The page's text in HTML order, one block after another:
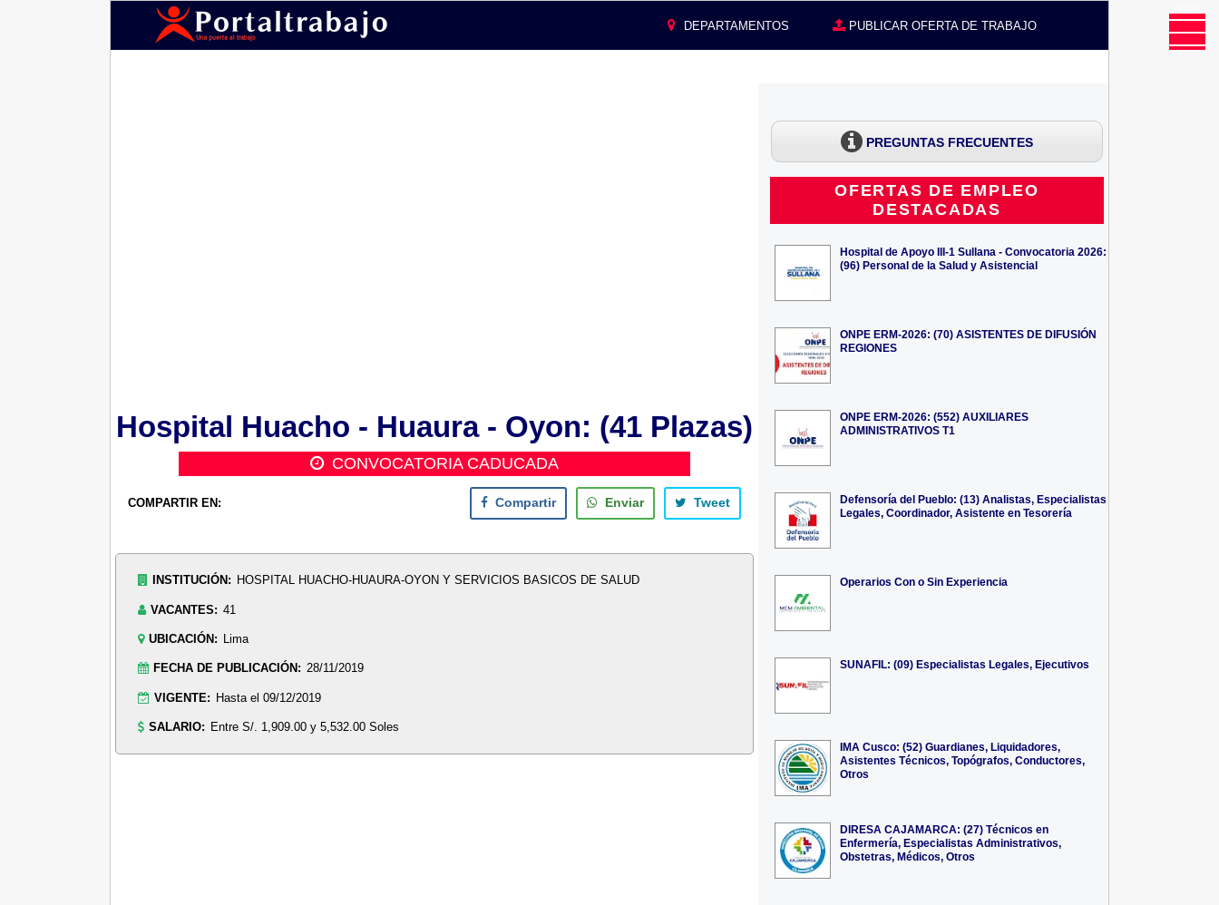
DEPARTAMENTOS PUBLICAR OFERTA DE TRABAJO
Hospital Huacho - Huaura - Oyon: (41 Plazas)
CONVOCATORIA CADUCADA
COMPARTIR EN: Compartir Enviar Tweet
INSTITUCIÓN: HOSPITAL HUACHO-HUAURA-OYON Y SERVICIOS BASICOS DE SALUD
VACANTES: 41
UBICACIÓN: Lima
FECHA DE PUBLICACIÓN: 28/11/2019
VIGENTE: Hasta el 09/12/2019
SALARIO: Entre S/. 1,909.00 y 5,532.00 Soles
PREGUNTAS FRECUENTES
OFERTAS DE EMPLEO
DESTACADAS
Hospital de Apoyo III-1 Sullana - Convocatoria 2026:
(96) Personal de la Salud y Asistencial
ONPE ERM-2026: (70) ASISTENTES DE DIFUSIÓN
REGIONES
ONPE ERM-2026: (552) AUXILIARES
ADMINISTRATIVOS T1
Defensoría del Pueblo: (13) Analistas, Especialistas
Legales, Coordinador, Asistente en Tesorería
Operarios Con o Sin Experiencia
SUNAFIL: (09) Especialistas Legales, Ejecutivos
IMA Cusco: (52) Guardianes, Liquidadores,
Asistentes Técnicos, Topógrafos, Conductores,
Otros
DIRESA CAJAMARCA: (27) Técnicos en
Enfermería, Especialistas Administrativos,
Obstetras, Médicos, Otros